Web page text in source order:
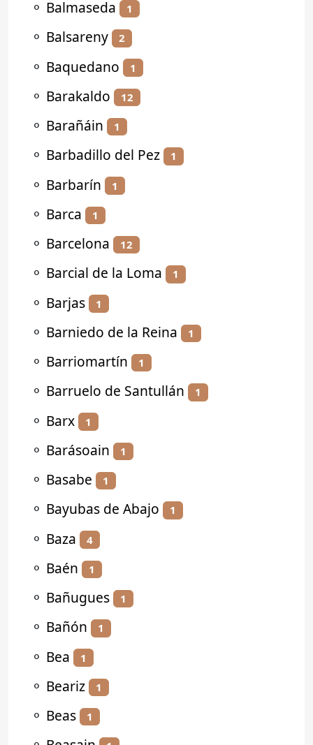
⚬ Balmaseda 1
⚬ Balsareny 2
⚬ Baquedano 1
⚬ Barakaldo 12
⚬ Barañáin 1
⚬ Barbadillo del Pez 1
⚬ Barbarín 1
⚬ Barca 1
⚬ Barcelona 12
⚬ Barcial de la Loma 1
⚬ Barjas 1
⚬ Barniedo de la Reina 1
⚬ Barriomartín 1
⚬ Barruelo de Santullán 1
⚬ Barx 1
⚬ Barásoain 1
⚬ Basabe 1
⚬ Bayubas de Abajo 1
⚬ Baza 4
⚬ Baén 1
⚬ Bañugues 1
⚬ Bañón 1
⚬ Bea 1
⚬ Beariz 1
⚬ Beas 1